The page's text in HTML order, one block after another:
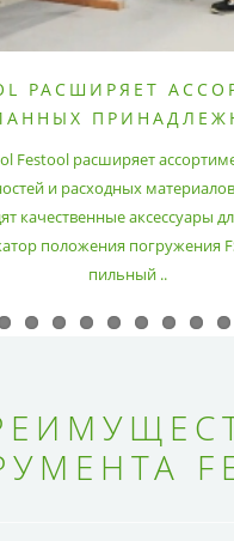
РАСШИРЯЕТ
Festool расширяет
и расходных
качественные аксессуары
положения погружения
пильный ..